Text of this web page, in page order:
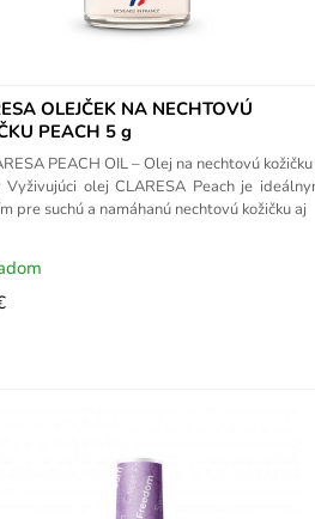
OLEJČEK NA NECHTOVÚ
PEACH 5 g
PEACH OIL – Olej na nechtovú kožičku
Vyživujúci olej CLARESA Peach je
pre suchú a namáhanú nechtovú kožičku aj